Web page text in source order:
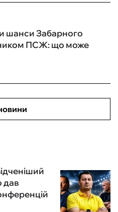
шанси Забарного
ПСЖ: що може
дав